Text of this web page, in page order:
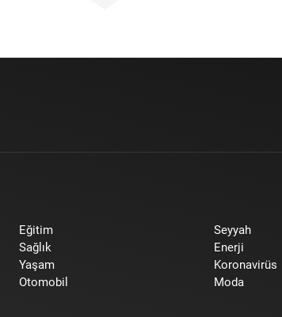
Eğitim
Sağlık
Yaşam
Otomobil
Seyyah
Enerji
Koronavirüs
Moda